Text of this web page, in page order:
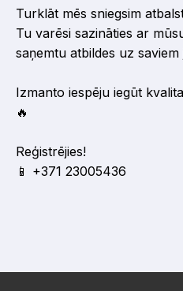
Turklāt mēs sniegsim
Tu varēsi sazināties ar
saņemtu atbildes uz saviem
Izmanto iespēju iegūt
🔥
Reģistrējies!
📱 +371 23005436